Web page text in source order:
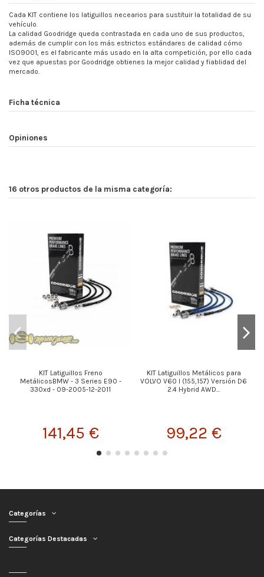
Cada KIT contiene los latiguillos necearios para sustituir la totalidad de su
vehículo.
La calidad Goodridge queda contrastada en cada uno de sus productos,
además de cumplir con los más estrictos estándares de calidad cómo
ISO9001, es el fabricante más usado en la alta competición, por ello cada
vez que apuestas por Goodridge obtienes la mejor calidad y fiablidad del
mercado.
Ficha técnica
Opiniones
16 otros productos de la misma categoría:
KIT Latiguillos Freno
MetálicosBMW - 3 Series E90 -
330xd - 09-2005-12-2011
141,45 €
KIT Latiguillos Metálicos para
VOLVO V60 I (155,157) Versión D6
2.4 Hybrid AWD...
99,22 €
Categorías
Categorías Destacadas